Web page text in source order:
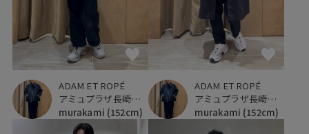
ADAM ET ROPÉ
アミュプラザ長崎新館
murakami (152cm)
ADAM ET ROPÉ
アミュプラザ長崎新館
murakami (152cm)